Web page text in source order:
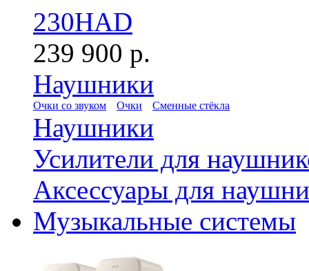
230HAD
239 900 р.
Наушники
Очки со звуком Очки Сменные стёкла
Наушники
Усилители для
Аксессуары для
Музыкальные системы